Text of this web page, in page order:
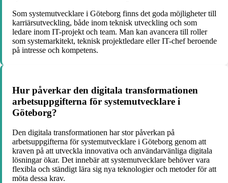
Som systemutvecklare i Göteborg finns det goda möjligheter till
karriärsutveckling, både inom teknisk utveckling och som
ledare inom IT-projekt och team. Man kan avancera till roller
som systemarkitekt, teknisk projektledare eller IT-chef beroende
på intresse och kompetens.
Hur påverkar den digitala transformationen
arbetsuppgifterna för systemutvecklare i
Göteborg?
Den digitala transformationen har stor påverkan på
arbetsuppgifterna för systemutvecklare i Göteborg genom att
kraven på att utveckla innovativa och användarvänliga digitala
lösningar ökar. Det innebär att systemutvecklare behöver vara
flexibla och ständigt lära sig nya teknologier och metoder för att
möta dessa krav.